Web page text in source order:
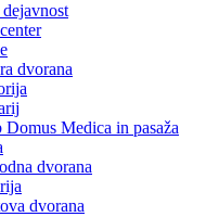
dvorana
Medica in pasaža
dvorana
dvorana